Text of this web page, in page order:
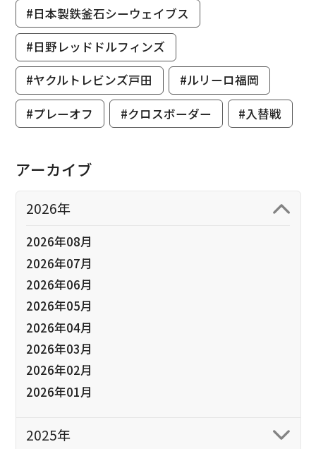
#日本製鉄釜石シーウェイブス
#日野レッドドルフィンズ
#ヤクルトレビンズ戸田
#ルリーロ福岡
#プレーオフ
#クロスボーダー #入替戦
アーカイブ
2026年
2026年08月
2026年07月
2026年06月
2026年05月
2026年04月
2026年03月
2026年02月
2026年01月
2025年